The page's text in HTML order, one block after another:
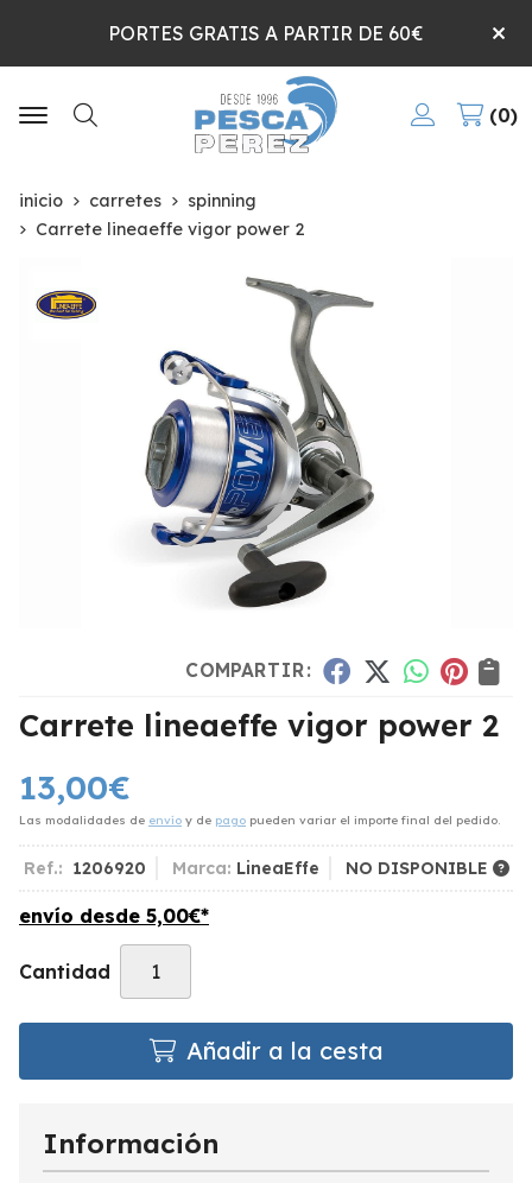
PORTES GRATIS A PARTIR DE 60€
Buscar
0
inicio carretes
spinning
Carrete lineaeffe vigor power 2
COMPARTIR:
Carrete lineaeffe vigor power 2
13,00€
Las modalidades de envío y de pago pueden variar el importe final del pedido.
Ref.: 1206920 Marca: LineaEffe NO DISPONIBLE
envío desde 5,00€*
Cantidad
Añadir a la cesta
Información